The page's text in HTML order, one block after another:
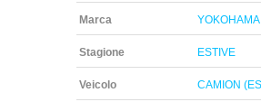
Marca YOKOHAMA
Stagione ESTIVE
Veicolo CAMION